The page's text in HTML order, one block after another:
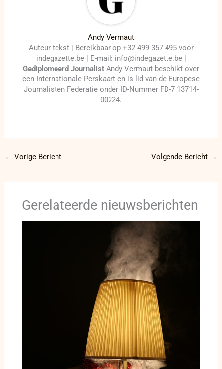
Andy Vermaut
Auteur tekst | Bereikbaar op +32 499 357 495 voor
indegazette.be | E-mail: info@indegazette.be |
Gediplomeerd Journalist Andy Vermaut beschikt over
een Internationale Perskaart en is lid van de Europese
Journalisten Federatie onder ID-Nummer FD-7 13714-
00224.
← Vorige Bericht Volgende Bericht →
Gerelateerde nieuwsberichten